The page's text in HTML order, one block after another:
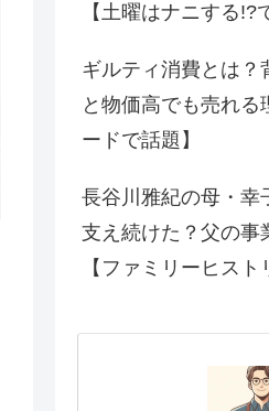
【土曜はナニする!?
ギルティ消費とは？
と物価高でも売れる
ードで話題】
長谷川雅紀の母・幸
支え続けた？父の事
【ファミリーヒスト